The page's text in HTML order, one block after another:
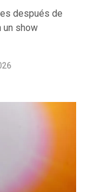
después de
un show